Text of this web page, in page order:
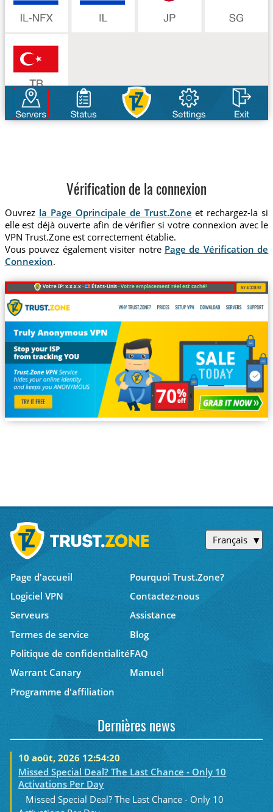
Vérification de la connexion
Ouvrez la Page Oprincipale de Trust.Zone et rechargez-la si
elle est déjà ouverte afin de vérifier si votre connexion avec le
VPN Trust.Zone est correctement établie.
Vous pouvez également visiter notre Page de Vérification de
Connexion.
Votre IP: x.x.x.x · États-Unis ·Votre emplacement réel est caché!
Français
Page d'accueil
Pourquoi Trust.Zone?
Logiciel VPN
Contactez-nous
Serveurs
Assistance
Termes de service
Blog
Politique de confidentialitéFAQ
Warrant Canary
Manuel
Programme d'affiliation
Dernières news
10 août, 2026 12:54:20
Missed Special Deal? The Last Chance - Only 10
Activations Per Day
Missed Special Deal? The Last Chance - Only 10